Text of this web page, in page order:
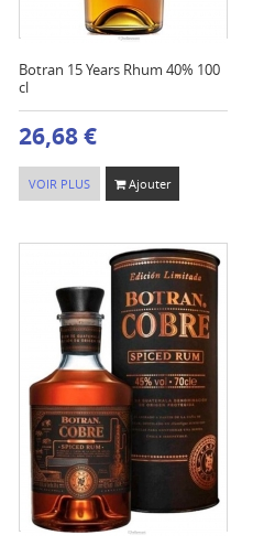
Botran 15 Years Rhum 40% 100
cl
26,68 €
VOIR PLUS Ajouter